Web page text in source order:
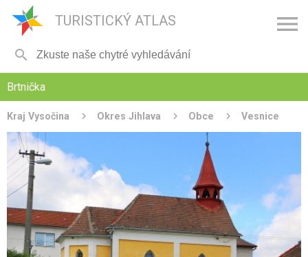
TURISTICKÝ ATLAS 

Brtnička
Kraj Vysočina Okres Jihlava Obce Vesnice